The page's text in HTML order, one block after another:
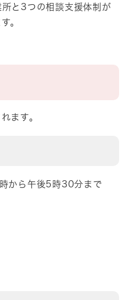
と3つの相談支援体制が
ます。
ます。
から午後5時30分まで